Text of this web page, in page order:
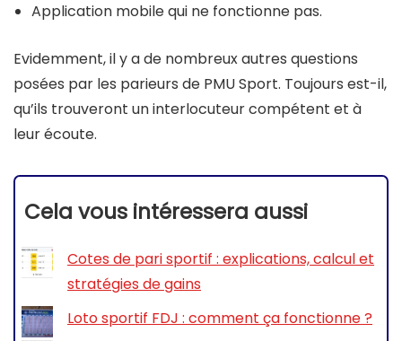
Application mobile qui ne fonctionne pas.
Evidemment, il y a de nombreux autres questions
posées par les parieurs de PMU Sport. Toujours est-il,
qu’ils trouveront un interlocuteur compétent et à
leur écoute.
Cela vous intéressera aussi
Cotes de pari sportif : explications, calcul et
stratégies de gains
Loto sportif FDJ : comment ça fonctionne ?